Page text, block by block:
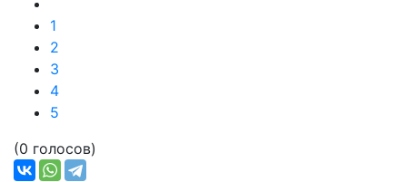
1
2
3
4
5
(0 голосов)